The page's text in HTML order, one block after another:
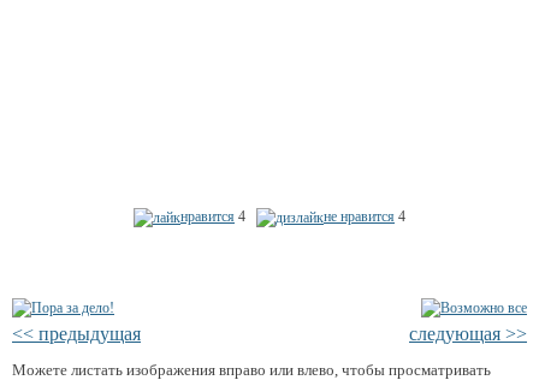
нравится 4 не нравится 4
<< предыдущая следующая >>
Можете листать изображения вправо или влево, чтобы просматривать